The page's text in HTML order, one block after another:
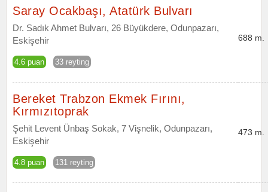
Saray Ocakbaşı, Atatürk Bulvarı
Dr. Sadık Ahmet Bulvarı, 26 Büyükdere, Odunpazarı,
Eskişehir
4.6 puan 33 reyting
688 m.
Bereket Trabzon Ekmek Fırını,
Kırmızıtoprak
Şehit Levent Ünbaş Sokak, 7 Vişnelik, Odunpazarı,
Eskişehir
4.8 puan 131 reyting
473 m.